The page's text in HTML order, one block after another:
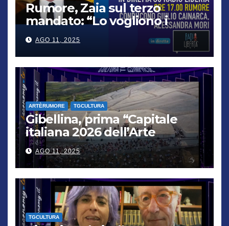
Rumore, Zaia sul terzo
mandato: “Lo vogliono i
cittadini, chi non lo capisce
verrà punito”
AGO 11, 2025
ARTÈRUMORE TGCULTURA
Gibellina, prima “Capitale
italiana 2026 dell’Arte
contemporanea”
AGO 11, 2025
TGCULTURA